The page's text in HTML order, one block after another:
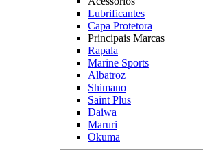
Lubrificantes
Capa Protetora
Principais Marcas
Rapala
Marine Sports
Albatroz
Shimano
Saint Plus
Daiwa
Maruri
Okuma